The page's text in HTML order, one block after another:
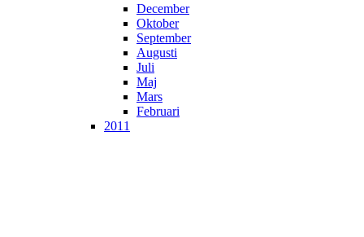
December
Oktober
September
Augusti
Juli
Maj
Mars
Februari
2011